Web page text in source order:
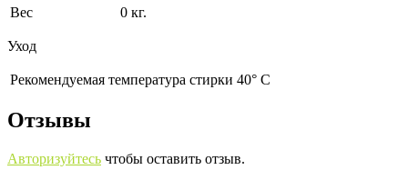
Вес 0 кг.
Уход
Рекомендуемая температура стирки 40° С
Отзывы
Авторизуйтесь чтобы оставить отзыв.